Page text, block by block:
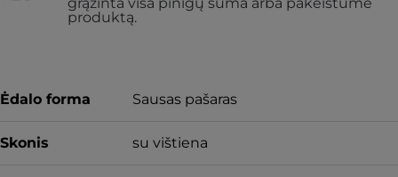
produktą.
Ėdalo forma Sausas pašaras
Skonis su vištiena